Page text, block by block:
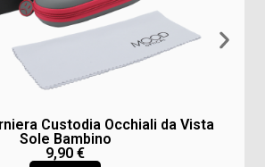
Custodia Occhiali da Vista
Sole Bambino
9,90 €